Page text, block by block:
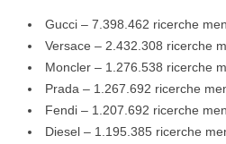
Gucci – 7.398.462 ricerche
Versace – 2.432.308 ricerche
Moncler – 1.276.538 ricerche
Prada – 1.267.692 ricerche
Fendi – 1.207.692 ricerche
Diesel – 1.195.385 ricerche